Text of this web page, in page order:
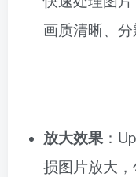
画质清晰、分
放大效果 ：
损图片放大，